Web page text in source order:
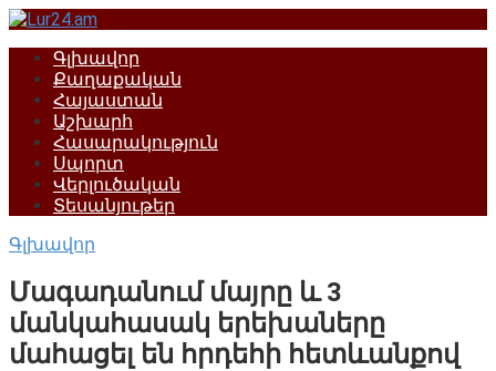
Перейти
контентуԳլխավոր
Քաղաքական
Հայաստան
Աշխարհ
Հասարակություն
Սպորտ
Վերլուծական
Տեսանյութեր
Գլխավոր
Մագադանում մայրը և 3
մանկահասակ երեխաները
մահացել են հրդեհի հետևանքով